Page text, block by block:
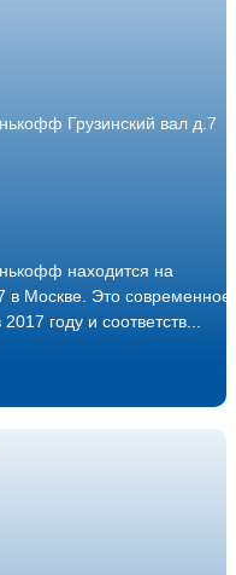
Грузинский вал д.7
находится на
в Москве. Это современное
году и соответств...